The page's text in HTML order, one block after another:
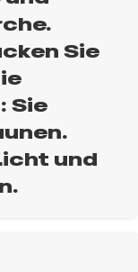
Sie
Sie
und